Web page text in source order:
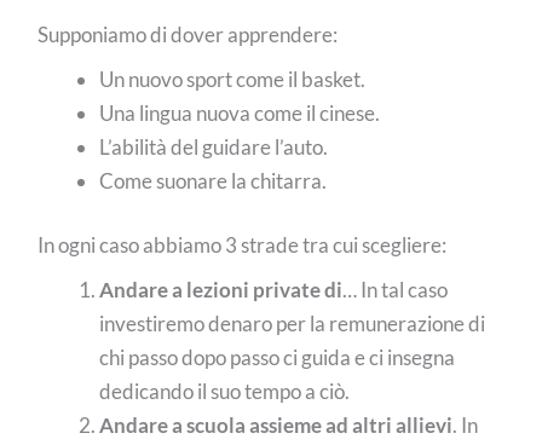
Supponiamo di dover apprendere:
Un nuovo sport come il basket.
Una lingua nuova come il cinese.
L’abilità del guidare l’auto.
Come suonare la chitarra.
In ogni caso abbiamo 3 strade tra cui scegliere:
Andare a lezioni private di… In tal caso
investiremo denaro per la remunerazione di
chi passo dopo passo ci guida e ci insegna
dedicando il suo tempo a ciò.
Andare a scuola assieme ad altri allievi. In